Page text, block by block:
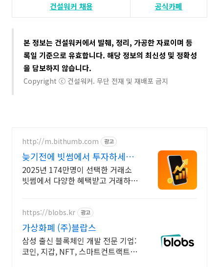
건설워커 채용​
공식카페
본 정보는 건설워커에서 발췌, 정리, 가공한 자료이며 등
록일 기준으로 유효합니다. 해당 정보의 최신성 및 정확성
을 담보하지 않습니다​.
Copyright ⓒ 건설워커. 무단 전재 및 재배포 금지
http://m.bithumb.com 광고
늦기전에 빗썸에서 투자하세요
신규 가입 시 5만원 혜택
2025년 174만명이 선택한 거래소
빗썸에서 다양한 혜택받고 거래하세
https://blobs.kr 광고
가상화폐 (주)블랍스
삼성 출신 블록체인 개발 전문 기업:
코인, 지갑, NFT, 스마트컨트랙트